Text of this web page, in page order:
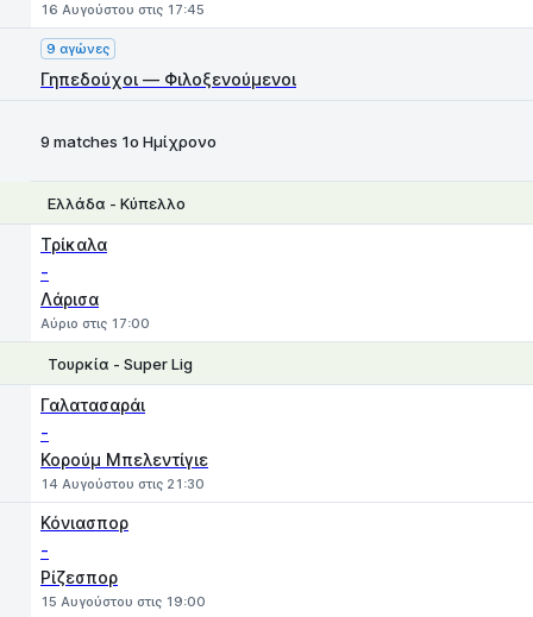
16 Αυγούστου στις 17:45
9 αγώνες
Γηπεδούχοι — Φιλοξενούμενοι
9 matches 1ο Ημίχρονο
Ελλάδα - Κύπελλο
Τρίκαλα
-
Λάρισα
Αύριο στις 17:00
Τουρκία - Super Lig
Γαλατασαράι
-
Κορούμ Μπελεντίγιε
14 Αυγούστου στις 21:30
Κόνιασπορ
-
Ρίζεσπορ
15 Αυγούστου στις 19:00